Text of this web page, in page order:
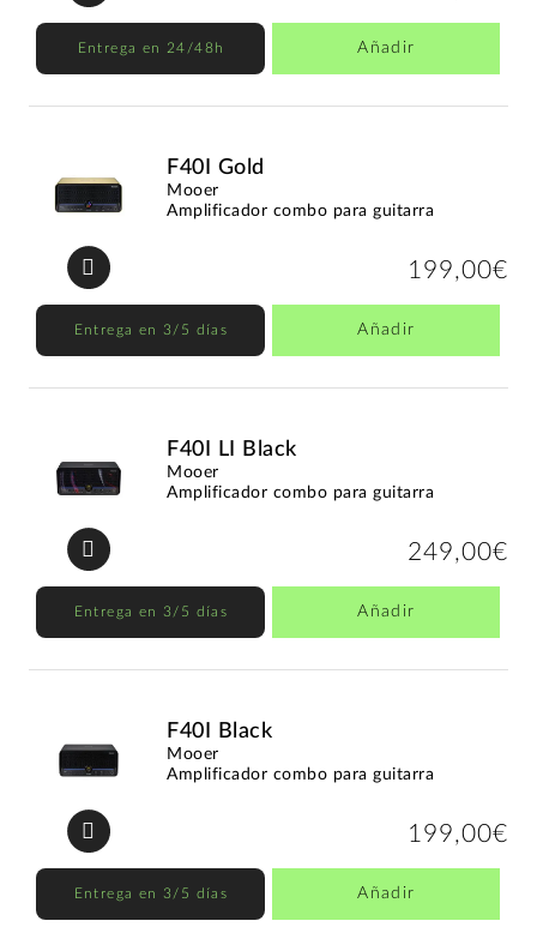
Entrega en 24/48h Añadir
F40I Gold
Mooer
Amplificador combo para guitarra
199,00€
Entrega en 3/5 días Añadir
F40I LI Black
Mooer
Amplificador combo para guitarra
249,00€
Entrega en 3/5 días Añadir
F40I Black
Mooer
Amplificador combo para guitarra
199,00€
Entrega en 3/5 días Añadir